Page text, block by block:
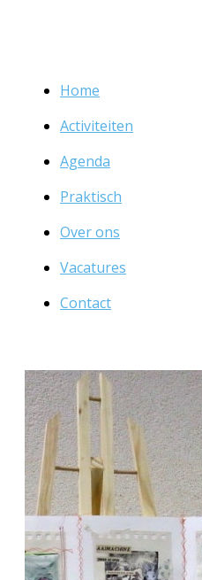
Home
Activiteiten
Agenda
Praktisch
Over ons
Vacatures
Contact